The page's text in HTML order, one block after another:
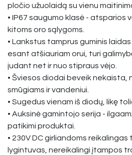
pločio užuolaidą su vienu
• IP67 saugumo klasė - atsparios
kitoms oro sąlygoms.
• Lankstus tamprus guminis
esant atšiauriam orui, turi
judant net ir nuo stipraus vėjo.
• Šviesos diodai beveik nekaista,
smūgiams ir vandeniui.
• Sugedus vienam iš diodų, likę
• Auksinė gamintojo serija -
patikimi produktai.
• 230V DC girliandoms
lygintuvas, nereikalingi įtampos